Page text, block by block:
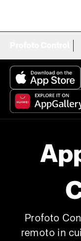
Profoto
remoto in